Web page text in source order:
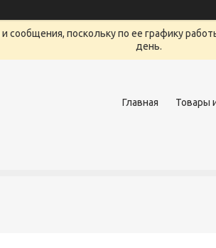
сообщения, поскольку по ее графику
день.
Главная Товары